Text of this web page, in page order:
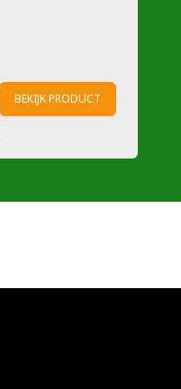
BEKIJK PRODUCT